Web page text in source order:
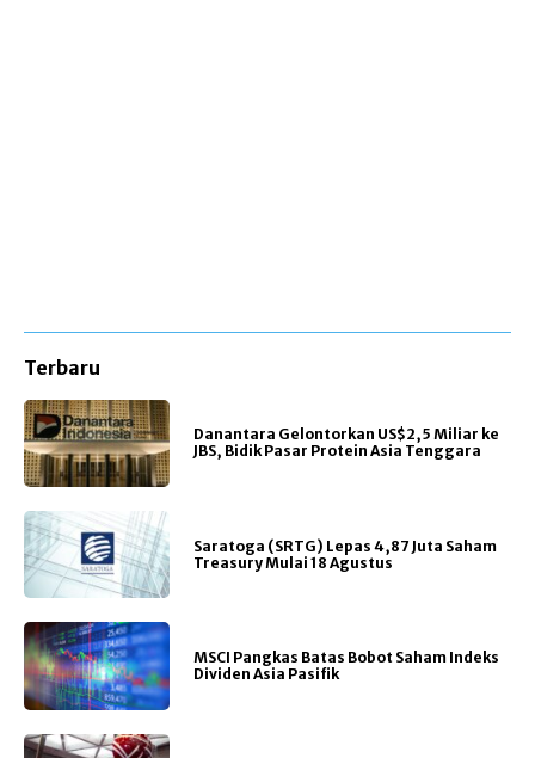
Terbaru
Danantara Gelontorkan US$2,5 Miliar ke
JBS, Bidik Pasar Protein Asia Tenggara
Saratoga (SRTG) Lepas 4,87 Juta Saham
Treasury Mulai 18 Agustus
MSCI Pangkas Batas Bobot Saham Indeks
Dividen Asia Pasifik